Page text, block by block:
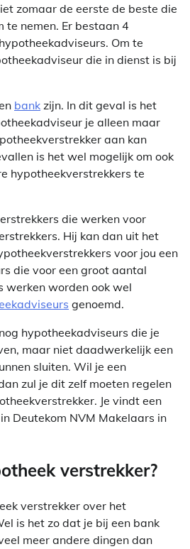
zomaar de eerste de beste die
te nemen. Er bestaan 4
Om te
die in dienst is bij
bank zijn. In dit geval is het
je alleen maar
aan kan
is het wel mogelijk om ook
hypotheekverstrekkers te
die werken voor
Hij kan dan uit het
voor jou een
die voor een groot aantal
werken worden ook wel
genoemd.
hypotheekadviseurs die je
maar niet daadwerkelijk een
sluiten. Wil je een
zul je dit zelf moeten regelen
Je vindt een
Deutekom NVM Makelaars in
verstrekker?
verstrekker over het
is het zo dat je bij een bank
meer andere dingen dan